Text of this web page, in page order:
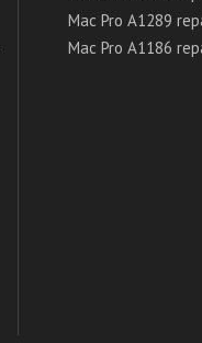
Mac Pro A1289
Mac Pro A1186